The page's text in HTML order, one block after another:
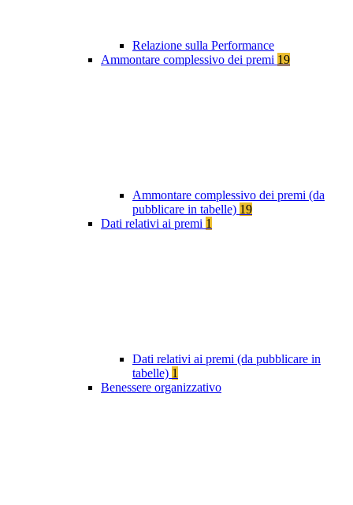
Relazione sulla Performance
Ammontare complessivo dei premi 19
Ammontare complessivo dei premi (da
pubblicare in tabelle) 19
Dati relativi ai premi 1
Dati relativi ai premi (da pubblicare in
tabelle) 1
Benessere organizzativo